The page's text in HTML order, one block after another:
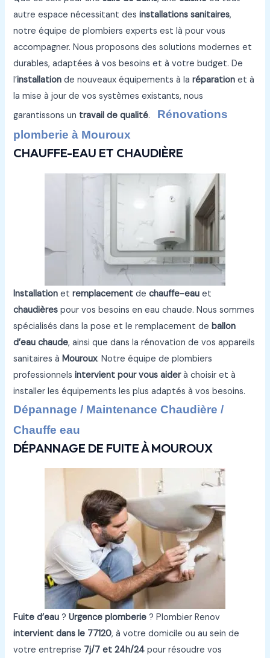
autre espace nécessitant desinstallations sanitaires,
notre équipe de plombiers experts est là pour vous
accompagner. Nous proposons des solutions modernes et
durables, adaptées à vos besoins et à votre budget. De
l’installation de nouveaux équipements à laréparation et à
la mise à jour de vos systèmes existants, nous
garantissons un travail de qualité. Rénovations
plomberie à Mouroux
CHAUFFE-EAU ET CHAUDIÈRE
Installation etremplacement dechauffe-eau et
chaudières pour vos besoins en eau chaude. Nous sommes
spécialisés dans la pose et le remplacement deballon
d’eau chaude, ainsi que dans la rénovation de vos appareils
sanitaires àMouroux. Notre équipe de plombiers
professionnelsintervient pour vous aiderà choisir et à
installer les équipements les plus adaptés à vos besoins.
Dépannage / Maintenance Chaudière /
Chauffe eau
DÉPANNAGE DE FUITE À MOUROUX
Fuite d’eau ?Urgence plomberie ? Plombier Renov
intervient dans le 77120, à votre domicile ou au sein de
votre entreprise 7j/7 et 24h/24 pour résoudre vos